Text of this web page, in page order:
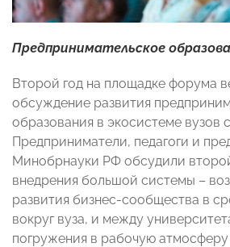
Предпринимательское
Второй год на площадке форума
обсуждение развития
образования в экосистеме вузов
Предприниматели, педагоги и
Минобрнауки РФ обсудили
внедрения большой системы –
развития бизнес-сообщества в
вокруг вуза, и между
погружения в рабочую